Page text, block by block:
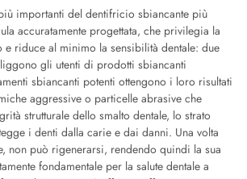
importanti del dentifricio sbiancante più
accuratamente progettata, che privilegia la
e riduce al minimo la sensibilità dentale: due
gli utenti di prodotti sbiancanti
sbiancanti potenti ottengono i loro risultati
aggressive o particelle abrasive che
strutturale dello smalto dentale, lo strato
i denti dalla carie e dai danni. Una volta
non può rigenerarsi, rendendo quindi la sua
fondamentale per la salute dentale a